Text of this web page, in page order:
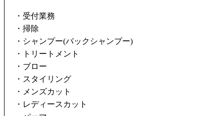
・受付業務
・掃除
・シャンプー(バックシャンプー)
・トリートメント
・ブロー
・スタイリング
・メンズカット
・レディースカット